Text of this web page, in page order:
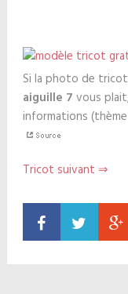
Si la photo de tricot
aiguille 7 vous
informations (thème
Tricot suivant ⇒